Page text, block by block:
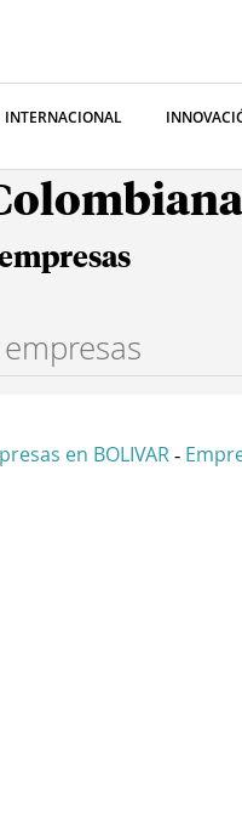
INTERNACIONAL
en BOLIVAR -